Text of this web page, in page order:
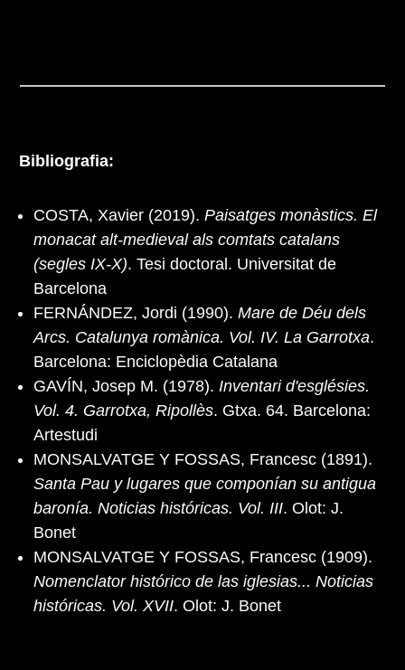
Bibliografia:
COSTA, Xavier (2019). Paisatges monàstics. El
monacat alt-medieval als comtats catalans
(segles IX-X). Tesi doctoral. Universitat de
Barcelona
FERNÁNDEZ, Jordi (1990). Mare de Déu dels
Arcs. Catalunya romànica. Vol. IV. La Garrotxa.
Barcelona: Enciclopèdia Catalana
GAVÍN, Josep M. (1978). Inventari d'esglésies.
Vol. 4. Garrotxa, Ripollès. Gtxa. 64. Barcelona:
Artestudi
MONSALVATGE Y FOSSAS, Francesc (1891).
Santa Pau y lugares que componían su antigua
baronía. Noticias históricas. Vol. III. Olot: J.
Bonet
MONSALVATGE Y FOSSAS, Francesc (1909).
Nomenclator histórico de las iglesias... Noticias
históricas. Vol. XVII. Olot: J. Bonet